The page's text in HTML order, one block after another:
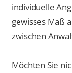
individuelle
gewisses Maß
zwischen
Möchten Sie